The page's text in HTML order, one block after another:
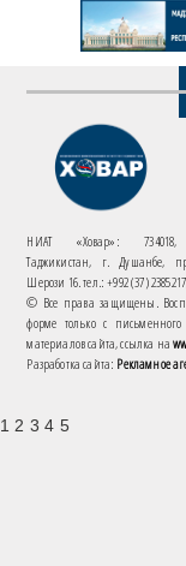
НИАТ «Ховар»: 734018,
Таджикистан, г. Душанбе,
Шерози 16. тел.: +992 (37)
© Все права защищены.
форме только с письменного
материалов сайта, ссылка на
Разработка сайта: Рекламное
1 2 3 4 5